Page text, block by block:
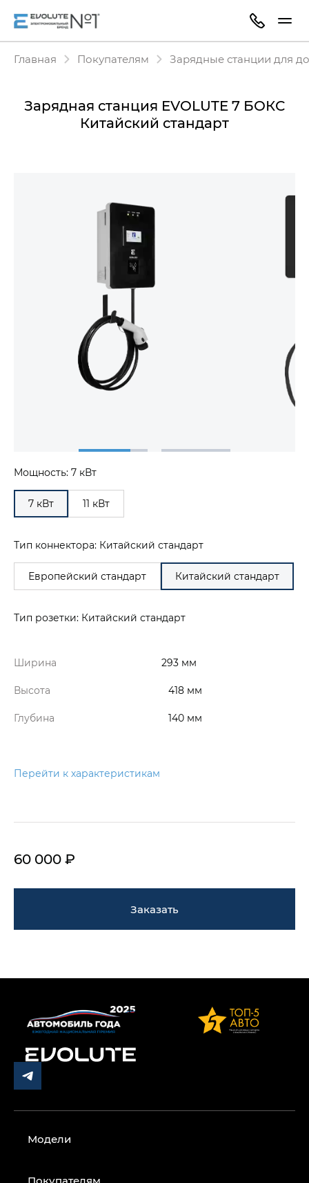
Главная Покупателям Зарядные станции для
Зарядная станция EVOLUTE 7 БОКС
Китайский стандарт
Мощность: 7 кВт
7 кВт 11 кВт
Тип коннектора: Китайский стандарт
Европейский стандарт Китайский стандарт
Тип розетки: Китайский стандарт
Ширина 293 мм
Высота 418 мм
Глубина 140 мм
Перейти к характеристикам
60 000 ₽
Заказать
Модели
Покупателям